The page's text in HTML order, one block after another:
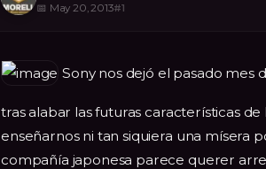
📅 May 20, 2013#1
Sony nos dejó el pasado mes
tras alabar las futuras características
enseñarnos ni tan siquiera una mísera
compañía japonesa parece querer